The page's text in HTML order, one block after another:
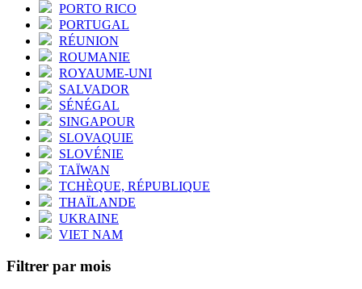
PORTO RICO
PORTUGAL
RÉUNION
ROUMANIE
ROYAUME-UNI
SALVADOR
SÉNÉGAL
SINGAPOUR
SLOVAQUIE
SLOVÉNIE
TAÏWAN
TCHÈQUE, RÉPUBLIQUE
THAÏLANDE
UKRAINE
VIET NAM
Filtrer par mois